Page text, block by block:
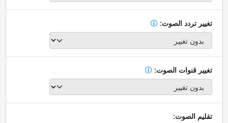
تغيير تردد الصوت:
تغيير قنوات الصوت:
تقليم الصوت: